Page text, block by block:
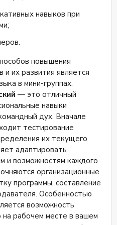
письма. Четко
и учебный процесс,
студентов. Ставьте
планируйте маршрут
готовы к поглощению
информацией
навыков при
повышения
их развития является
в мини-группах.
— это отличный
навыки
дух. Вначале
тестирование
их текущего
адаптировать
и возможностям каждого
организационные
программы, составление
Особенностью
возможность
рабочем месте в вашем